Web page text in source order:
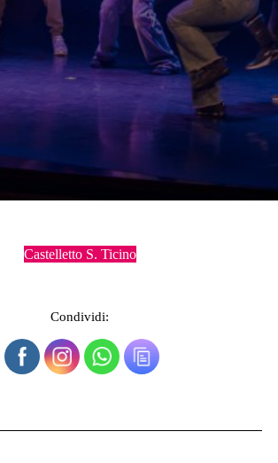
Castelletto S. Ticino
Condividi: